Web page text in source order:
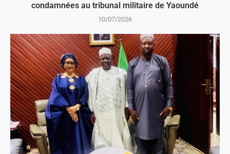
condamnées au tribunal militaire de Yaoundé
10/07/2026